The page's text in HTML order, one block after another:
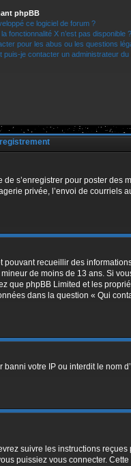
phpBB
ce logiciel de forum ?
fonctionnalité X n’est pas disponible ?
pour les abus ou les questions
puis-je contacter un administrateur du
s’enregistrer pour poster des
privée, l’envoi de courriels
recueillir des
de moins de 13 ans. Si
que phpBB Limited et les
dans la question « Qui
votre IP ou interdit le nom
suivre les instructions
puissiez vous connecter.